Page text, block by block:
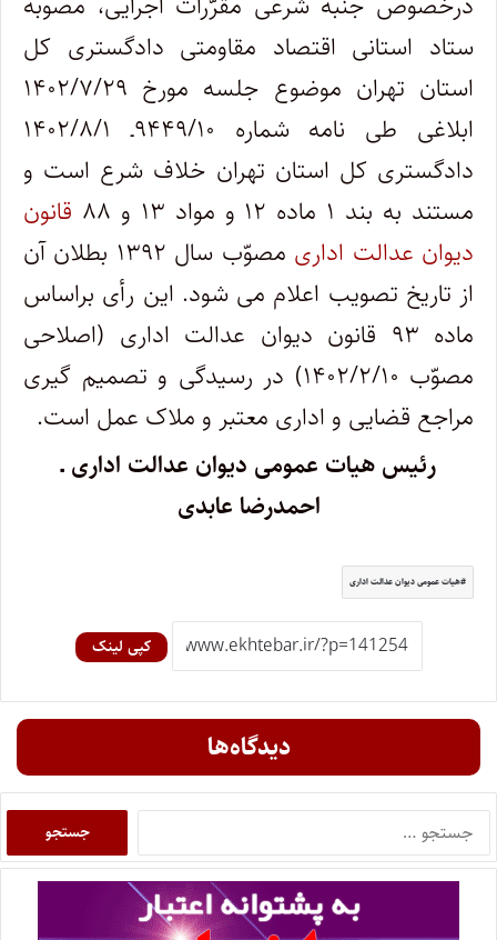
ستاد استانی اقتصاد مقاومتی دادگستری کل
استان تهران موضوع جلسه مورخ ۱۴۰۲/۷/۲۹
ابلاغی طی نامه شماره ۹۴۴۹/۱۰ـ ۱۴۰۲/۸/۱
دادگستری کل استان تهران خلاف شرع است و
مستند به بند ۱ ماده ۱۲ و مواد ۱۳ و ۸۸
قانون
دیوان عدالت اداری
مصوّب سال ۱۳۹۲ بطلان آن
از تاریخ تصویب اعلام می شود. این رأی براساس
ماده ۹۳ قانون دیوان عدالت اداری (اصلاحی
مصوّب ۱۴۰۲/۲/۱۰) در رسیدگی و تصمیم گیری
مراجع قضایی و اداری معتبر و ملاک عمل است.
رئیس هیات عمومی دیوان عدالت اداری ـ
احمدرضا عابدی
هیات عمومی دیوان عدالت اداری
کپی لینک
دیدگاه‌ها